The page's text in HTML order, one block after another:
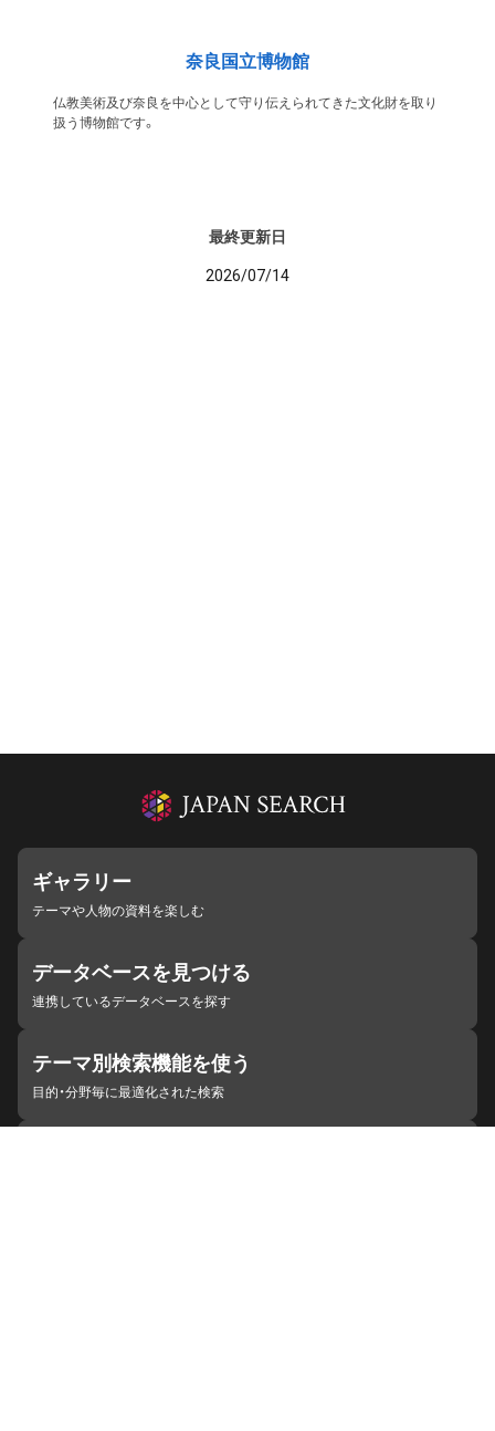
奈良国立博物館
仏教美術及び奈良を中心として守り伝えられてきた文化財を取り
扱う博物館です。
最終更新日
2026/07/14
ギャラリー
テーマや人物の資料を楽しむ
データベースを見つける
連携しているデータベースを探す
テーマ別検索機能を使う
目的・分野毎に最適化された検索